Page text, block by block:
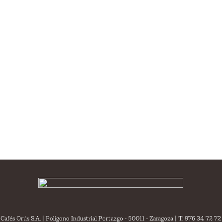
Cafés Orús S.A. | Poligono Industrial Portazgo - 50011 - Zaragoza | T. 976 34 72 72